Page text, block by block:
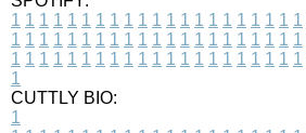
1 1 1 1 1 1 1 1 1 1 1 1 1 1 1 1 1 1 1 1 1
1 1 1 1 1 1 1 1 1 1 1 1 1 1 1 1 1 1 1 1 1
1 1 1 1 1 1 1 1 1 1 1 1 1 1 1 1 1 1 1 1 1
1
CUTTLY BIO:
1